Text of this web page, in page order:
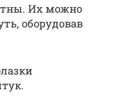
Их можно
оборудовав